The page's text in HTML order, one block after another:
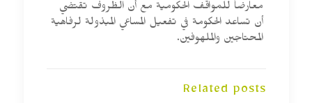
معارضاً للمواقف الحكومية مع أن الظروف تقتضي
أن تساعد الحكومة في تفعيل المساعي المبذولة لرفاهية
المحتاجين والملهوفين.
Related posts